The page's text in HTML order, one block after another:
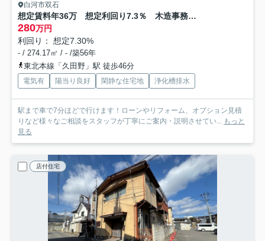
白河市双石
想定賃料年36万 想定利回り7.3％ 木造事務所・倉庫
280万円
利回り： 想定7.30%
- / 274.17㎡ / - /築56年
東北本線「久田野」駅 徒歩46分
電気有 陽当り良好 閑静な住宅地 浄化槽排水
駅まで車で7分ほどで行けます！ローンやリフォーム、オプション見積
りなど様々なご相談をスタッフが丁寧にご案内・説明させてい... もっと
見る
店付住宅